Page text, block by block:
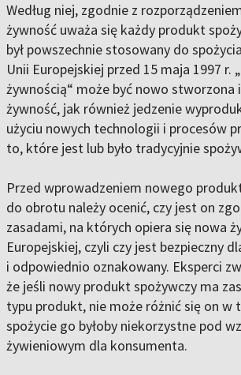
Według niej, zgodnie z
żywność uważa się każdy produkt
był powszechnie stosowany do
Unii Europejskiej przed 15 maja 1997 r.
żywnością“ może być nowo stworzona
żywność, jak również jedzenie
użyciu nowych technologii i procesów
to, które jest lub było tradycyjnie
Przed wprowadzeniem nowego
do obrotu należy ocenić, czy jest on
zasadami, na których opiera się nowa
Europejskiej, czyli czy jest bezpieczny
i odpowiednio oznakowany. Eksperci
że jeśli nowy produkt spożywczy ma
typu produkt, nie może różnić się on w
spożycie go byłoby niekorzystne pod
żywieniowym dla konsumenta.